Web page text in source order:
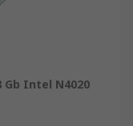
Gb Intel N4020